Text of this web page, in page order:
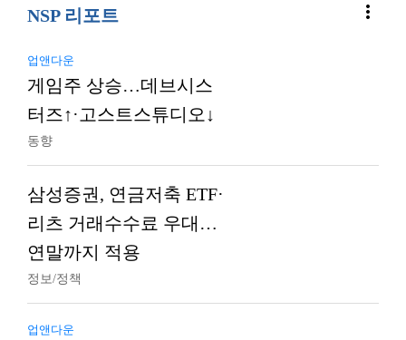
NSP 리포트 more_vert
업앤다운
게임주 상승…데브시스
터즈↑·고스트스튜디오↓
동향
삼성증권, 연금저축 ETF·
리츠 거래수수료 우대…
연말까지 적용
정보/정책
업앤다운